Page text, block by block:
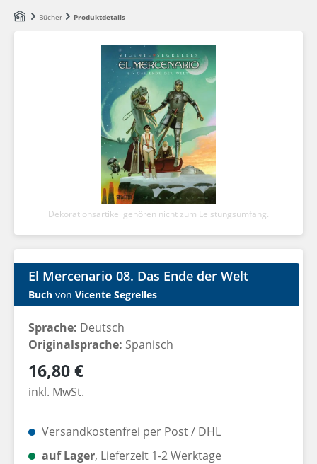
Zum Hauptinhalt springen
Bücher Produktdetails
Dekorationsartikel gehören nicht zum Leistungsumfang.
El Mercenario 08. Das Ende der Welt
Buch von Vicente Segrelles
Sprache: Deutsch
Originalsprache: Spanisch
Regulärer Preis:
16,80 €
inkl. MwSt.
Versandkostenfrei per Post / DHL
auf Lager, Lieferzeit 1-2 Werktage